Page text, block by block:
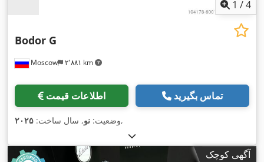
1 /4
Moscow ۲٬۸۸۱ km
Bodor G
اطلاعات قیمت تماس بگیرید
وضعیت: نو, سال ساخت: ۲۰۲۵ ,
آگهی کوچک